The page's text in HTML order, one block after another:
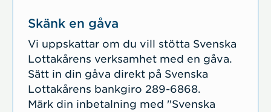
Skänk en gåva
Vi uppskattar om du vill stötta Svenska
Lottakårens verksamhet med en gåva.
Sätt in din gåva direkt på Svenska
Lottakårens bankgiro 289-6868.
Märk din inbetalning med "Svenska